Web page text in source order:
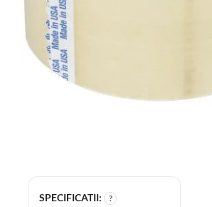
SPECIFICATII: ?